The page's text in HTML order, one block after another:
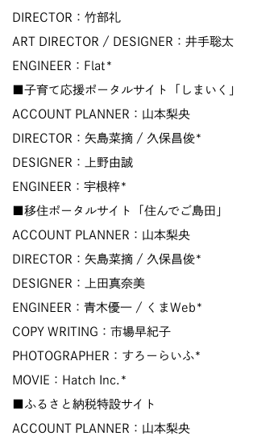
DIRECTOR：竹部礼
ART DIRECTOR / DESIGNER：井手聡太
ENGINEER：Flat*
■子育て応援ポータルサイト「しまいく」
ACCOUNT PLANNER：山本梨央
DIRECTOR：矢島菜摘 / 久保昌俊*
DESIGNER：上野由誠
ENGINEER：宇根梓*
■移住ポータルサイト「住んでご島田」
ACCOUNT PLANNER：山本梨央
DIRECTOR：矢島菜摘 / 久保昌俊*
DESIGNER：上田真奈美
ENGINEER：青木優一 / くまWeb*
COPY WRITING：市場早紀子
PHOTOGRAPHER：すろーらいふ*
MOVIE：Hatch Inc.*
■ふるさと納税特設サイト
ACCOUNT PLANNER：山本梨央